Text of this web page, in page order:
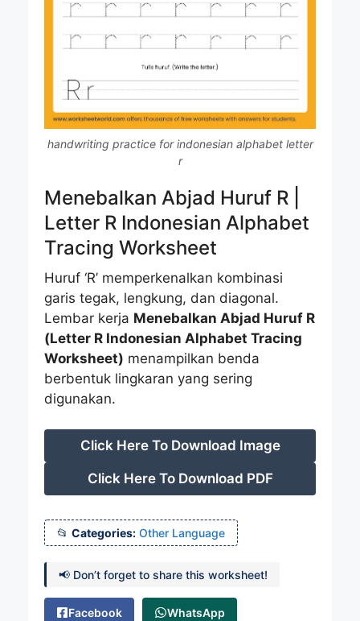
handwriting practice for indonesian alphabet letter
r
Menebalkan Abjad Huruf R |
Letter R Indonesian Alphabet
Tracing Worksheet
Huruf ‘R’ memperkenalkan kombinasi
garis tegak, lengkung, dan diagonal.
Lembar kerja Menebalkan Abjad Huruf R
(Letter R Indonesian Alphabet Tracing
Worksheet) menampilkan benda
berbentuk lingkaran yang sering
digunakan.
Click Here To Download Image
Click Here To Download PDF
Categories: Other Language
📢 Don’t forget to share this worksheet!
Facebook WhatsApp